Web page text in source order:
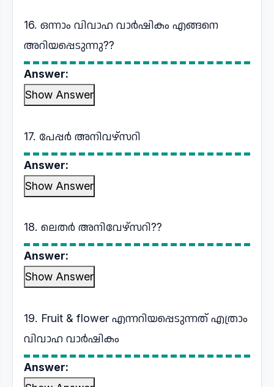
16. ഒന്നാം വിവാഹ വാർഷികം എങ്ങനെ
അറിയപ്പെടുന്നു??
Answer:
Show Answer
17. പേപ്പർ അനിവഴ്സറി
Answer:
Show Answer
18. ലെതർ അനിവേഴ്സറി??
Answer:
Show Answer
19. Fruit & flower എന്നറിയപ്പെടുന്നത് എത്രാം
വിവാഹ വാർഷികം
Answer: